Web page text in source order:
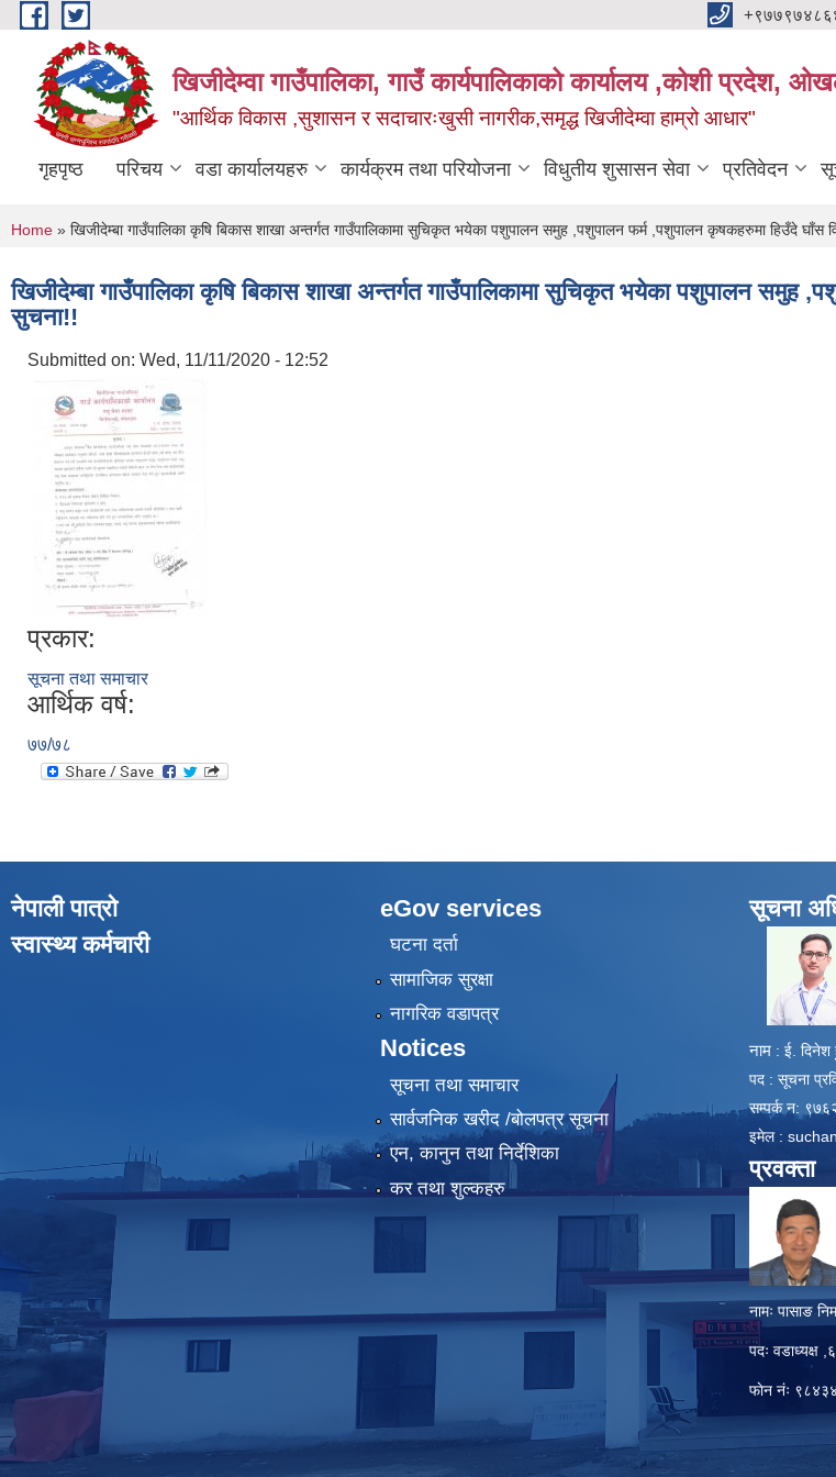
Skip to main content
खिजीदेम्वा गाउँपालिका, गाउँ कार्यपालिकाको कार्यालय ,कोशी प्रदेश,
"आर्थिक विकास ,सुशासन र सदाचारःखुसी नागरीक,समृद्ध खिजीदेम्वा हाम्रो आधार"
गृहपृष्ठ परिचय वडा कार्यालयहरु कार्यक्रम तथा परियोजना विधुतीय शुसासन सेवा प्रतिवेदन
You are here
Home » खिजीदेम्बा गाउँपालिका कृषि बिकास शाखा अन्तर्गत गाउँपालिकामा सुचिकृत भयेका पशुपालन समुह ,पशुपालन फर्म ,पशुपालन कृषकहरुमा हिउँदे घाँस
खिजीदेम्बा गाउँपालिका कृषि बिकास शाखा अन्तर्गत गाउँपालिकामा सुचिकृत भयेका पशुपालन समुह
सुचना!!
Submitted on: Wed, 11/11/2020 - 12:52
प्रकार:
सूचना तथा समाचार
आर्थिक वर्ष:
७७/७८
नेपाली पात्रो
स्वास्थ्य कर्मचारी
eGov services
घटना दर्ता
सामाजिक सुरक्षा
नागरिक वडापत्र
Notices
सूचना तथा समाचार
सार्वजनिक खरीद /बोलपत्र सूचना
एन, कानुन तथा निर्देशिका
कर तथा शुल्कहरु
सूचना
नाम : ई. दिनेश
पद : सूचना
सम्पर्क न:
इमेल :
प्रवक्ता
नामः पासाङ
पदः वडाध्यक्ष
फाेन नंः